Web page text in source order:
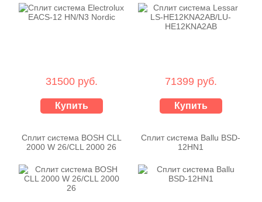
31500 руб.
Купить
71399 руб.
Купить
Сплит система BOSH CLL
2000 W 26/CLL 2000 26
Сплит система Ballu BSD-
12HN1